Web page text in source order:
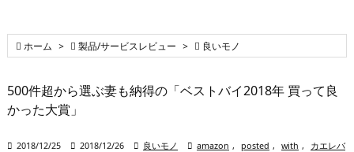
 ホーム >  製品/サービスレビュー >  良いモノ
500件超から選ぶ妻も納得の「ベストバイ2018年 買って良
かった大賞」
 2018/12/25  2018/12/26  良いモノ  amazon , posted , with ,
カエレバ